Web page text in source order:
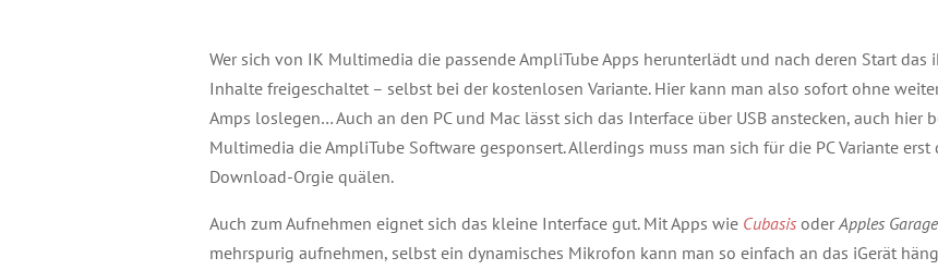
Wer sich von IK Multimedia die passende AmpliTube Apps herunterlädt und nach deren Start
Inhalte freigeschaltet – selbst bei der kostenlosen Variante. Hier kann man also sofort ohne
Amps loslegen… Auch an den PC und Mac lässt sich das Interface über USB anstecken, auch hier
Multimedia die AmpliTube Software gesponsert. Allerdings muss man sich für die PC Variante
Download-Orgie quälen.
Auch zum Aufnehmen eignet sich das kleine Interface gut. Mit Apps wie Cubasis oderApples
mehrspurig aufnehmen, selbst ein dynamisches Mikrofon kann man so einfach an das iGerät